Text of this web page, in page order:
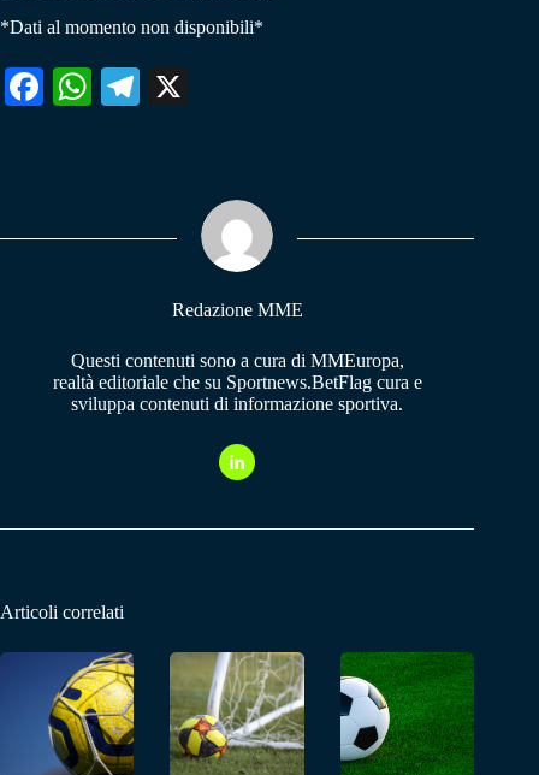
*Dati al momento non disponibili*
Fa W
pp
Te
m
Redazione MME
Questi contenuti sono a cura di MMEuropa,
realtà editoriale che su Sportnews.BetFlag cura e
sviluppa contenuti di informazione sportiva.
Articoli correlati